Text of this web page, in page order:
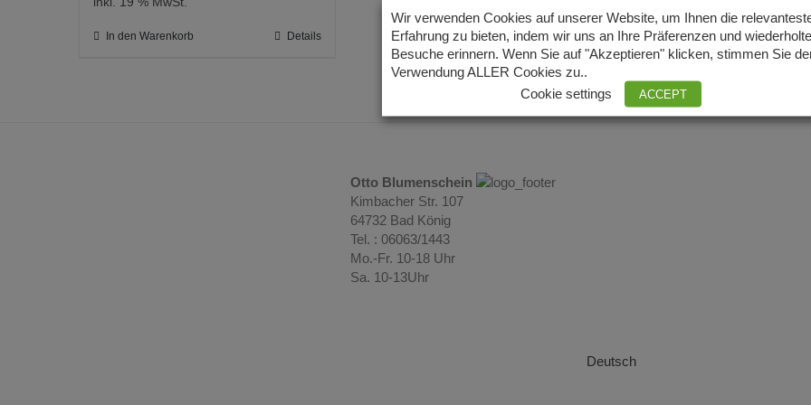
In den Warenkorb Details
Otto Blumenschein
Kimbacher Str. 107
64732 Bad König
Tel. : 06063/1443
Mo.-Fr. 10-18 Uhr
Sa. 10-13Uhr
Wir verwenden Cookies auf unserer Website, um Ihnen die
Erfahrung zu bieten, indem wir uns an Ihre Präferenzen und
Besuche erinnern. Wenn Sie auf "Akzeptieren" klicken, stimmen Sie
Verwendung ALLER Cookies zu..
Cookie settings
ACCEPT
Deutsch